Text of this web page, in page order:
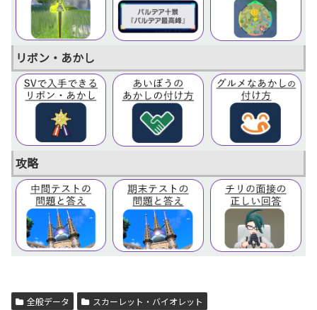
リボン・あかし
攻略
全般データ スカーレット・バイオレット